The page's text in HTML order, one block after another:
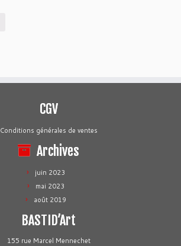
CGV
Conditions générales de ventes
Archives
juin 2023
mai 2023
août 2019
BASTID’Art
155 rue Marcel Mennechet